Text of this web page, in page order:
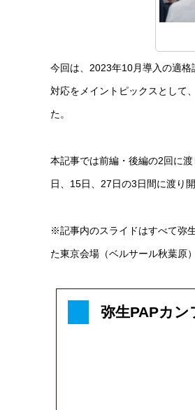
今回は、2023年10月導入の適格
対応をメイントピックスとして
た。
本記事では前編・後編の2回に
日、15日、27日の3日間に渡り開
※記事内のスライドはすべて弥
た東京会場（ベルサール秋葉原
弥生PAPカ